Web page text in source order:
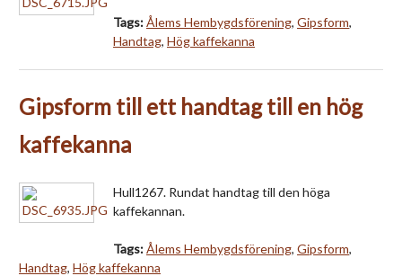
Tags:Ålems Hembygdsförening, Gipsform,
Handtag, Hög kaffekanna
Gipsform till ett handtag till en hög
kaffekanna
Hull1267. Rundat handtag till den höga
kaffekannan.
Tags:Ålems Hembygdsförening, Gipsform,
Handtag, Hög kaffekanna